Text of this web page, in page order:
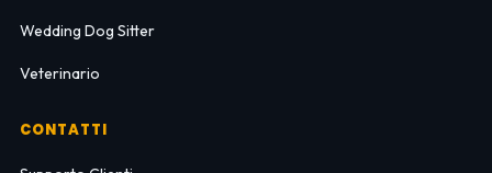
Wedding Dog Sitter
Veterinario
CONTATTI